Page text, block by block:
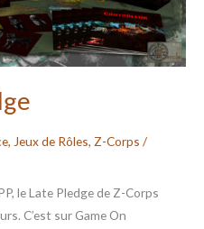
, Jeux de Rôles, Z-Corps /
le Late Pledge de Z-Corps
C’est sur Game On